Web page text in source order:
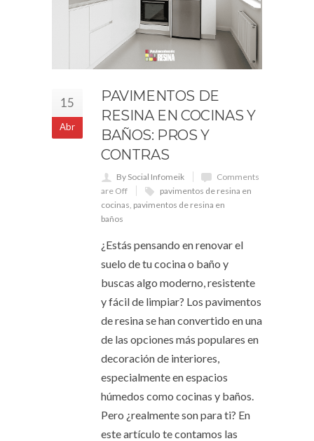
15
Abr
PAVIMENTOS DE
RESINA EN COCINAS Y
BAÑOS: PROS Y
CONTRAS
By Social Infomeik
Comments
are Off
pavimentos de resina en
cocinas pavimentos de resina en
baños
¿Estás pensando en renovar el
suelo de tu cocina o baño y
buscas algo moderno, resistente
y fácil de limpiar? Los pavimentos
de resina se han convertido en una
de las opciones más populares en
decoración de interiores,
especialmente en espacios
húmedos como cocinas y baños.
Pero ¿realmente son para ti? En
este artículo te contamos las